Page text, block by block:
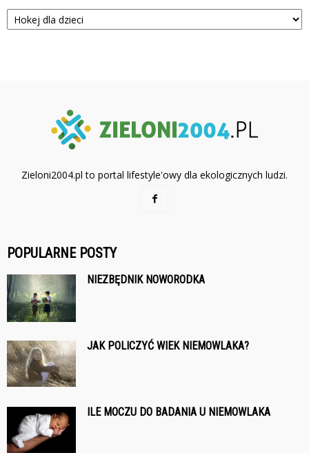
Kategorie
Zieloni2004.pl to portal lifestyle'owy dla ekologicznych ludzi.
POPULARNE POSTY
NIEZBĘDNIK NOWORODKA
JAK POLICZYĆ WIEK NIEMOWLAKA?
ILE MOCZU DO BADANIA U NIEMOWLAKA